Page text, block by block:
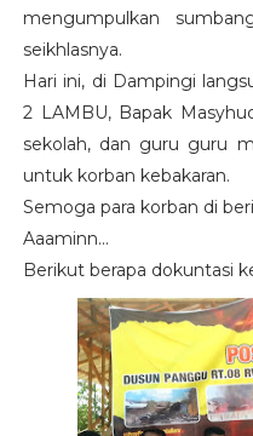
mengumpulkan
seikhlasnya.
Hari ini, di Dampingi
2 LAMBU, Bapak
sekolah, dan guru guru
untuk korban kebakaran.
Semoga para korban di
Aaaminn...
Berikut berapa dokuntasi